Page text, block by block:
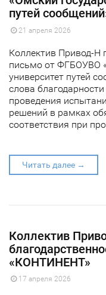
путей
21 апреля 2026
Коллектив Привод-Н
письмо от ФГБОУВО
университет путей
слова
проведения
решений в рамках
соответствия при
Читать далее →
​Коллектив
«КОНТИНЕНТ»
17 апреля 2026